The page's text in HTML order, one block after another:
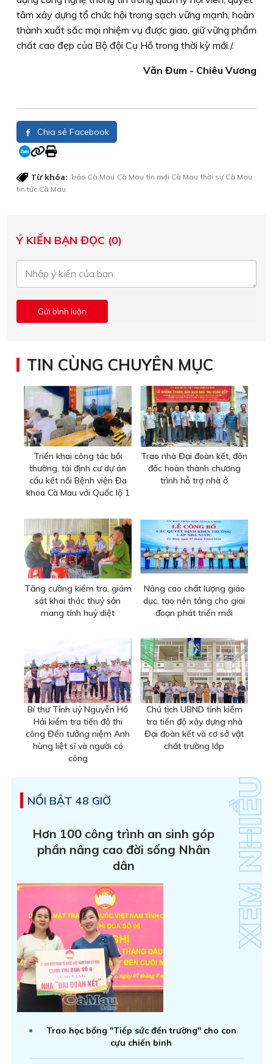
tâm xây dựng tổ chức hội trong sạch vững mạnh, hoàn
thành xuất sắc mọi nhiệm vụ được giao, giữ vững phẩm
chất cao đẹp của Bộ đội Cụ Hồ trong thời kỳ mới./.
Văn Đum - Chiêu Vương
Chia sẻ Facebook
Từ khóa: báo Cà Mau Cà Mau tin mới Cà Mau thời sự Cà Mau
tin tức Cà Mau
Ý KIẾN BẠN ĐỌC (0)
TIN CÙNG CHUYÊN MỤC
Triển khai công tác bồi
thường, tái định cư dự án
cầu kết nối Bệnh viện Đa
khoa Cà Mau với Quốc lộ 1
Trao nhà Đại đoàn kết, đôn
đốc hoàn thành chương
trình hỗ trợ nhà ở
Tăng cường kiểm tra, giám
sát khai thác thuỷ sản
mang tính huỷ diệt
Nâng cao chất lượng giáo
dục, tạo nền tảng cho giai
đoạn phát triển mới
Bí thư Tỉnh uỷ Nguyễn Hồ
Hải kiểm tra tiến độ thi
công Đền tưởng niệm Anh
hùng liệt sĩ và người có
công
Chủ tịch UBND tỉnh kiểm
tra tiến độ xây dựng nhà
Đại đoàn kết và cơ sở vật
chất trường lớp
NỔI BẬT 48 GIỜ
Hơn 100 công trình an sinh góp
phần nâng cao đời sống Nhân
dân
Trao học bổng "Tiếp sức đến trường" cho con
cựu chiến binh